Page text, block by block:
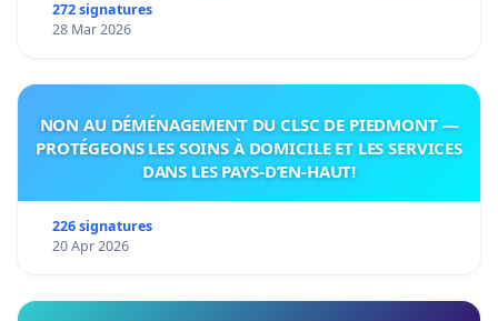
272 signatures
28 Mar 2026
NON AU DÉMÉNAGEMENT DU CLSC DE PIEDMONT —
PROTÉGEONS LES SOINS À DOMICILE ET LES SERVICES
DANS LES PAYS-D’EN-HAUT!
226 signatures
20 Apr 2026